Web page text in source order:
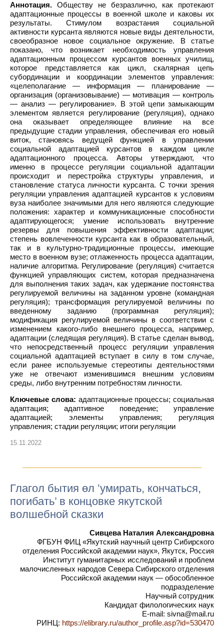
Аннотация. Обществу не безразлично, как протекают
адаптационные процессы в военной школе и каковы их
результаты. Стимулом возрастания социальной
активности курсанта являются новые виды деятельности,
своеобразное новое социальное окружение. В статье
показано, что возникает необходимость управления
адаптационным процессом курсантов военных училищ,
которое представляется как цикл, скалярная цепь
субординации и координации элементов управления:
«целеполагание — информация — планирование —
организация (организовывание) — мотивация — контроль
— анализ — регулирование». В этой цепи замыкающим
элементом является регулирование (регуляция), однако
она оказывает определяющее влияние на все
предыдущие стадии управления, обеспечивая его новый
виток, становясь ведущей функцией в управлении
социальной адаптацией курсантов в каждом цикле
адаптационного процесса. Авторы утверждают, что
именно в процессе регуляции социальной адаптации
происходит и перестройка структуры управления, и
становление статуса личности курсанта. С точки зрения
регуляции управления адаптацией курсантов к условиям
вуза наиболее значимыми для него являются следующие
положения: характер и коммуникационные способности
адаптирующегося; умение использовать внутренние
резервы для повышения эффективности адаптации;
степень вовлеченности курсанта как в образовательный,
так и в культурно-традиционные процессы, имеющие
место в военном вузе; отлаженность процесса адаптации,
наличие алгоритма. Регулирование (регуляция) считается
функцией управляющих систем, которая предназначена
для выполнения таких задач, как удержание постоянства
регулируемой величины на заданном уровне (командная
регуляция); трансформация регулируемой величины по
введенному заданию (программная регуляция);
модификация регулируемой величины в соответствии с
изменением какого-либо внешнего процесса, например,
адаптации (следящая регуляция). В статье сделан вывод,
что непосредственный процесс регуляции управления
социальной адаптацией вступает в силу в том случае,
если ранее используемые стереотипы деятельностями
уже не отвечают изменившимся внешним условиям
среды, либо внутренним потребностям личности.
Ключевые слова: адаптационные процессы; социальная
адаптация; адаптивное поведение; управление
адаптацией; элементы управления; регуляция
управления; стадии регуляции; итоги регуляции
15.11.2022
Глагол бытия өл ‛умирать, кончаться,
погибать’ в концовке якутской
волшебной сказки
Сивцева Наталия Александровна
ФГБУН ФИЦ «Якутский научный центр Сибирского
отделения Российской академии наук», Якутск, Россия
Институт гуманитарных исследований и проблем
малочисленных народов Севера Сибирского отделения
Российской академии наук — обособленное
подразделение
Научный сотрудник
Кандидат филологических наук
E-mail: sivna@mail.ru
РИНЦ: https://elibrary.ru/author_profile.asp?id=530470